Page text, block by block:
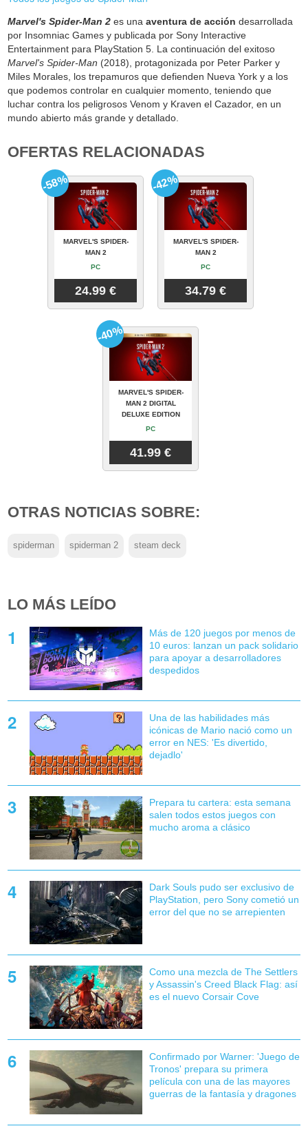
Marvel's Spider-Man 2 es unaaventura de acción desarrollada
por Insomniac Games y publicada por Sony Interactive
Entertainment para PlayStation 5. La continuación del exitoso
Marvel's Spider-Man (2018), protagonizada por Peter Parker y
Miles Morales, los trepamuros que defienden Nueva York y a los
que podemos controlar en cualquier momento, teniendo que
luchar contra los peligrosos Venom y Kraven el Cazador, en un
mundo abierto más grande y detallado.
OFERTAS RELACIONADAS
MARVEL'S SPIDER-
MAN 2
PC
24.99 €
-58%
MARVEL'S SPIDER-
MAN 2
PC
34.79 €
-42%
MARVEL'S SPIDER-
MAN 2 DIGITAL
DELUXE EDITION
PC
41.99 €
-40%
OTRAS NOTICIAS SOBRE:
spiderman spiderman 2 steam deck
LO MÁS LEÍDO
Más de 120 juegos por menos de
10 euros: lanzan un pack solidario
para apoyar a desarrolladores
despedidos
Una de las habilidades más
icónicas de Mario nació como un
error en NES: 'Es divertido,
dejadlo'
Prepara tu cartera: esta semana
salen todos estos juegos con
mucho aroma a clásico
Dark Souls pudo ser exclusivo de
PlayStation, pero Sony cometió un
error del que no se arrepienten
Como una mezcla de The Settlers
y Assassin's Creed Black Flag: así
es el nuevo Corsair Cove
Confirmado por Warner: 'Juego de
Tronos' prepara su primera
película con una de las mayores
guerras de la fantasía y dragones